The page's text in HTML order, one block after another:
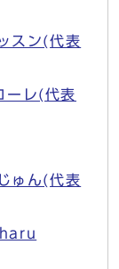
スン(代表
レ(代表
ゅん(代表